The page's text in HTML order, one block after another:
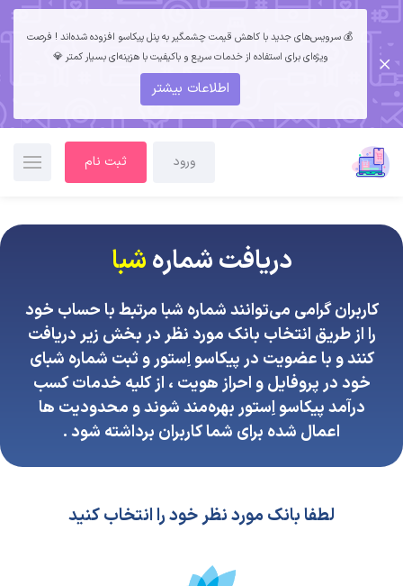
💰 سرویس‌های جدید با کاهش قیمت چشمگیر به پنل پیکاسو افزوده شده‌اند ! فرصت
ویژه‌ای برای استفاده از خدمات سریع و باکیفیت با هزینه‌ای بسیار کمتر 💎
اطلاعات بیشتر
ورود ثبت نام
دریافت شمارهشبا
کاربران گرامی می‌توانند شماره شبا مرتبط با حساب خود
را از طریق انتخاب بانک مورد نظر در بخش زیر دریافت
کنند و باعضویت در پیکاسو اِستور و ثبت شماره شبای
خود در پروفایل و احراز هویت ، از کلیه خدمات کسب
درآمد پیکاسو اِستور بهره‌مند شوند و محدودیت ها
اعمال شده برای شما کاربران برداشته شود .
لطفا بانک مورد نظر خود را انتخاب کنید